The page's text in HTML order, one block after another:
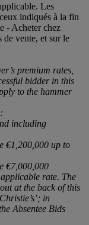
Les
indiqués à la fin
- Acheter chez
de vente, et sur le
premium rates,
bidder in this
to the hammer
including
€1,200,000 up to
€7,000,000
rate. The
at the back of this
in
Absentee Bids